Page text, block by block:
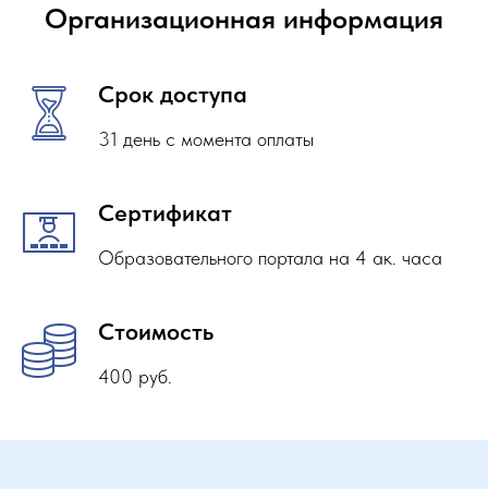
Организационная информация
Срок доступа
31 день с момента оплаты
Сертификат
Образовательного портала на 4 ак. часа
Стоимость
400 руб.